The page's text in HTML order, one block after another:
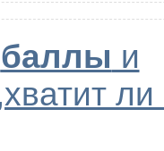
баллы и
ли